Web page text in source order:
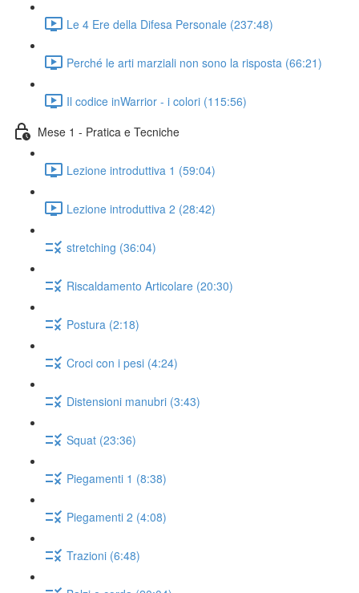
Le 4 Ere della Difesa Personale (237:48)
Perché le arti marziali non sono la risposta (66:21)
Il codice inWarrior - i colori (115:56)
Mese 1 - Pratica e Tecniche
Lezione introduttiva 1 (59:04)
Lezione introduttiva 2 (28:42)
stretching (36:04)
Riscaldamento Articolare (20:30)
Postura (2:18)
Croci con i pesi (4:24)
Distensioni manubri (3:43)
Squat (23:36)
Piegamenti 1 (8:38)
Piegamenti 2 (4:08)
Trazioni (6:48)